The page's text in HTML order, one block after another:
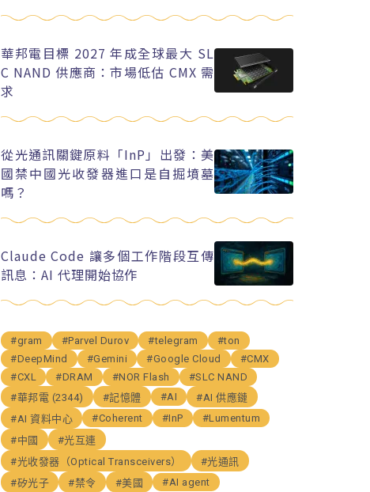
華邦電目標 2027 年成全球最大 SL
C NAND 供應商：市場低估 CMX 需
求
從光通訊關鍵原料「InP」出發：美
國禁中國光收發器進口是自掘墳墓
嗎？
Claude Code 讓多個工作階段互傳
訊息：AI 代理開始協作
#gram #Parvel Durov #telegram
#ton
#DeepMind
#Gemini #Google Cloud
#CMX
#CXL
#DRAM #NOR Flash
#SLC NAND
#華邦電 (2344)
#記憶體 #AI
#AI 供應鏈
#AI 資料中心
#Coherent #InP
#Lumentum
#中國
#光互連
#光收發器（Optical Transceivers）
#光通訊
#矽光子
#禁令 #美國
#AI agent